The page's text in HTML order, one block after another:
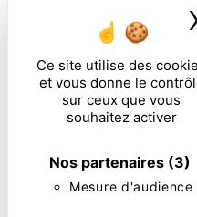
Ce site utilise des
et vous donne le
sur ceux que vous
souhaitez activer
Nos partenaires (3)
Mesure d'audience
** Les données personnelles
aux fins de vous contacter et
informatisé. Elles sont
seul but de répondre à votre
seront communiquées aux
disposez de droits d’accès,
portabilité, de limitation,
consentement à tout
réclamation auprès d’une
d’organiser le sort de vos
exercer ces droits par voie
électronique à l'adresse . Un
être demandé. Nous
de prise de contact puis
aux fins probatoires et de